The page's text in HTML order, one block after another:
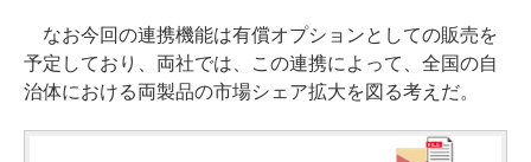
なお今回の連携機能は有償オプションとしての販売を
予定しており、両社では、この連携によって、全国の自
治体における両製品の市場シェア拡大を図る考えだ。